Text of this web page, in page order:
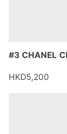
#3 CHANEL
HKD5,200